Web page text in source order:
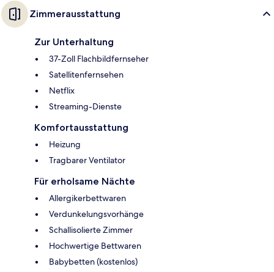
Zimmerausstattung
Zur Unterhaltung
37-Zoll Flachbildfernseher
Satellitenfernsehen
Netflix
Streaming-Dienste
Komfortausstattung
Heizung
Tragbarer Ventilator
Für erholsame Nächte
Allergikerbettwaren
Verdunkelungsvorhänge
Schallisolierte Zimmer
Hochwertige Bettwaren
Babybetten (kostenlos)